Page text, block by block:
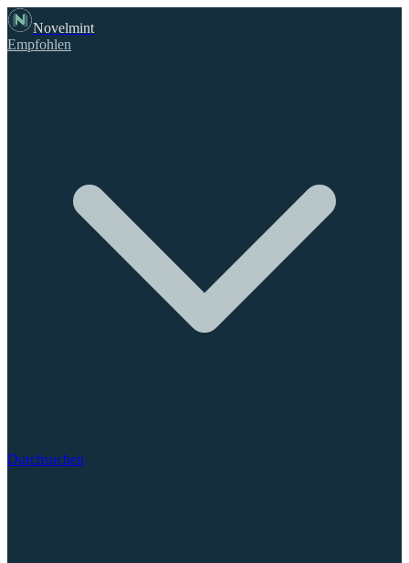
Novelmint
Empfohlen
Durchsuchen